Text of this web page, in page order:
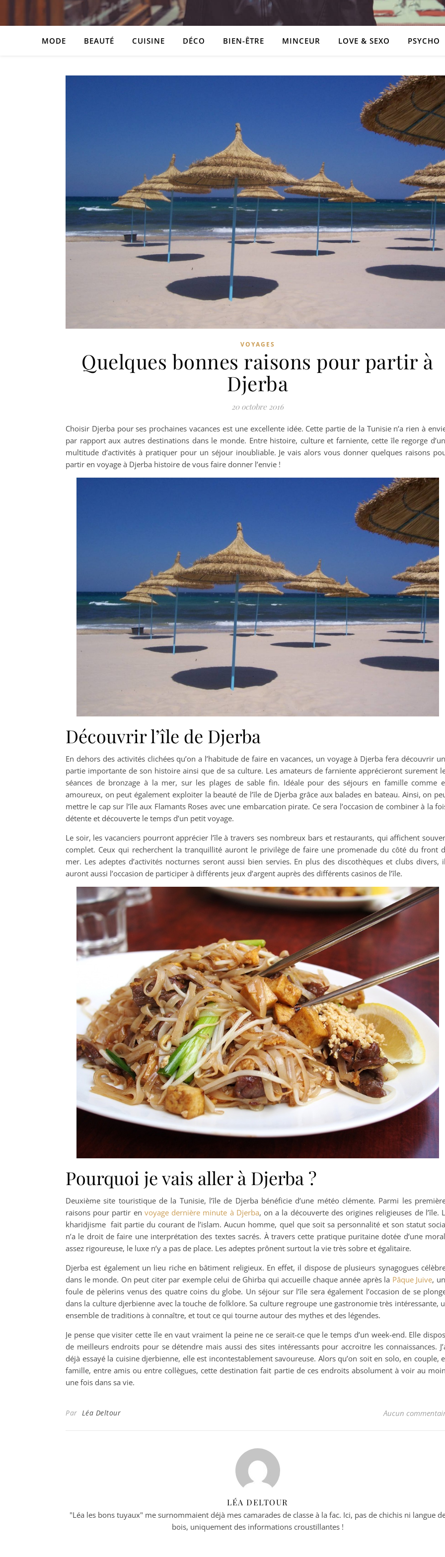
MODE BEAUTÉ CUISINE DÉCO BIEN-ÊTRE MINCEUR LOVE & SEXO PSYCHO
VOYAGES
Quelques bonnes raisons pour partir à
Djerba
20 octobre 2016
Choisir Djerba pour ses prochaines vacances est une excellente idée. Cette partie de la Tunisie n’a rien à
par rapport aux autres destinations dans le monde. Entre histoire, culture et farniente, cette île regorge
multitude d’activités à pratiquer pour un séjour inoubliable. Je vais alors vous donner quelques raisons
partir en voyage à Djerba histoire de vous faire donner l’envie !
Découvrir l’île de Djerba
En dehors des activités clichées qu’on a l’habitude de faire en vacances, un voyage à Djerba fera découvrir
partie importante de son histoire ainsi que de sa culture. Les amateurs de farniente apprécieront surement
séances de bronzage à la mer, sur les plages de sable fin. Idéale pour des séjours en famille comme
amoureux, on peut également exploiter la beauté de l’île de Djerba grâce aux balades en bateau. Ainsi, on
mettre le cap sur l’île aux Flamants Roses avec une embarcation pirate. Ce sera l’occasion de combiner à la
détente et découverte le temps d’un petit voyage.
Le soir, les vacanciers pourront apprécier l’île à travers ses nombreux bars et restaurants, qui affichent
complet. Ceux qui recherchent la tranquillité auront le privilège de faire une promenade du côté du front
mer. Les adeptes d’activités nocturnes seront aussi bien servies. En plus des discothèques et clubs divers,
auront aussi l’occasion de participer à différents jeux d’argent auprès des différents casinos de l’île.
Pourquoi je vais aller à Djerba ?
Deuxième site touristique de la Tunisie, l’île de Djerba bénéficie d’une météo clémente. Parmi les
raisons pour partir en voyage dernière minute à Djerba, on a la découverte des origines religieuses de l’île.
kharidjisme fait partie du courant de l’islam. Aucun homme, quel que soit sa personnalité et son statut
n’a le droit de faire une interprétation des textes sacrés. À travers cette pratique puritaine dotée d’une
assez rigoureuse, le luxe n’y a pas de place. Les adeptes prônent surtout la vie très sobre et égalitaire.
Djerba est également un lieu riche en bâtiment religieux. En effet, il dispose de plusieurs synagogues
dans le monde. On peut citer par exemple celui de Ghirba qui accueille chaque année après la Pâque Juive,
foule de pèlerins venus des quatre coins du globe. Un séjour sur l’île sera également l’occasion de se
dans la culture djerbienne avec la touche de folklore. Sa culture regroupe une gastronomie très intéressante,
ensemble de traditions à connaître, et tout ce qui tourne autour des mythes et des légendes.
Je pense que visiter cette île en vaut vraiment la peine ne ce serait-ce que le temps d’un week-end. Elle
de meilleurs endroits pour se détendre mais aussi des sites intéressants pour accroitre les connaissances.
déjà essayé la cuisine djerbienne, elle est incontestablement savoureuse. Alors qu’on soit en solo, en couple,
famille, entre amis ou entre collègues, cette destination fait partie de ces endroits absolument à voir au
une fois dans sa vie.
Par Léa Deltour Aucun
LÉA DELTOUR
"Léa les bons tuyaux" me surnommaient déjà mes camarades de classe à la fac. Ici, pas de chichis ni langue
bois, uniquement des informations croustillantes !